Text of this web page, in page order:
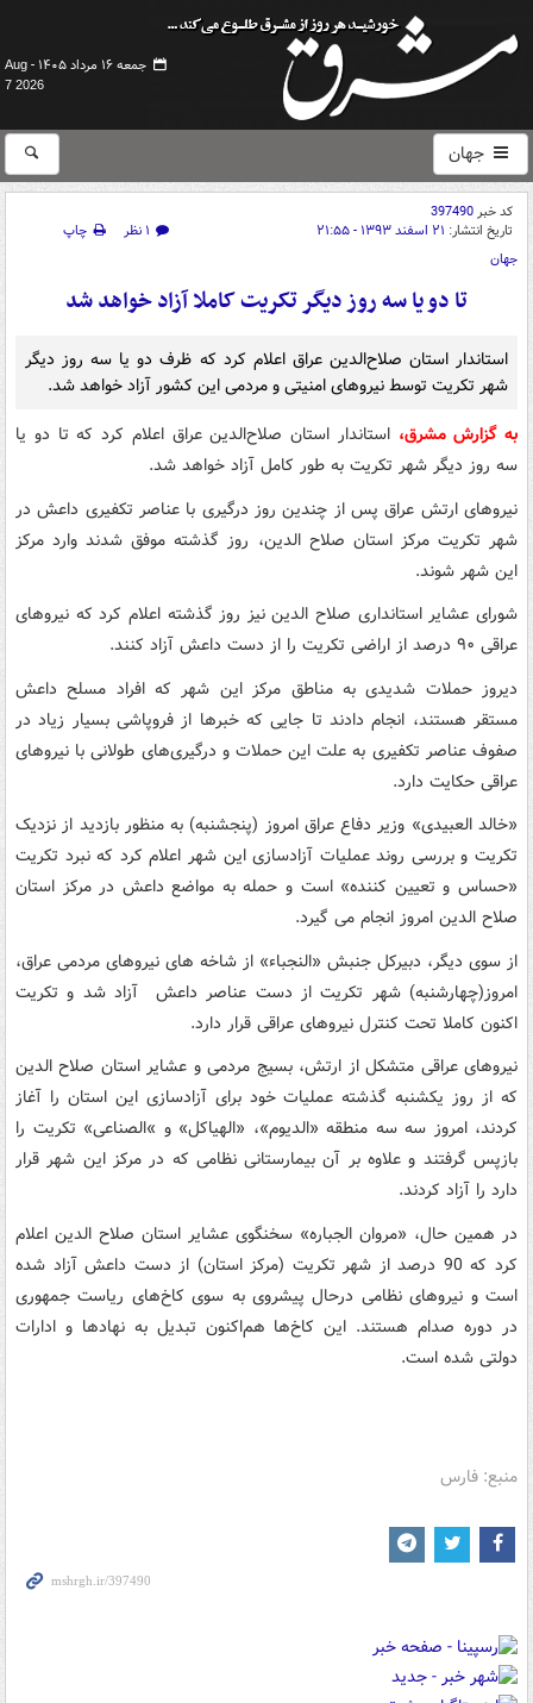
جمعه ۱۶ مرداد ۱۴۰۵ -
Aug
7 2026
جهان
کد خبر397490
تاریخ انتشار: ۲۱ اسفند ۱۳۹۳ - ۲۱:۵۵ ۱ نظر
چاپ
جهان
تا دو یا سه روز دیگر تکریت کاملا آزاد خواهد شد
استاندار استان صلاح‌الدین عراق اعلام کرد که ظرف دو یا سه روز دیگر
شهر تکریت توسط نیروهای امنیتی و مردمی این کشور آزاد خواهد شد.
به گزارش مشرق، استاندار استان صلاح‌الدین عراق اعلام کرد که تا دو یا
سه روز دیگر شهر تکریت به طور کامل آزاد خواهد شد.
نیروهای ارتش عراق پس از چندین روز درگیری با عناصر تکفیری داعش در
شهر تکریت مرکز استان صلاح الدین، روز گذشته موفق شدند وارد مرکز
این شهر شوند.
شورای عشایر استانداری صلاح الدین نیز روز گذشته اعلام کرد که نیروهای
عراقی ۹۰ درصد از اراضی تکریت را از دست داعش آزاد کنند.
دیروز حملات شدیدی به مناطق مرکز این شهر که افراد مسلح داعش
مستقر هستند، انجام دادند تا جایی که خبرها از فروپاشی بسیار زیاد در
صفوف عناصر تکفیری به علت این حملات و درگیری‌های طولانی با نیروهای
عراقی حکایت دارد.
«خالد العبیدی» وزیر دفاع عراق امروز (پنجشنبه) به منظور بازدید از نزدیک
تکریت و بررسی روند عملیات آزادسازی این شهر اعلام کرد که نبرد تکریت
«حساس و تعیین کننده» است و حمله به مواضع داعش در مرکز استان
صلاح الدین امروز انجام می گیرد.
از سوی دیگر، دبیرکل جنبش «النجباء» از شاخه های نیروهای مردمی عراق،
امروز(چهارشنبه) شهر تکریت از دست عناصر داعش آزاد شد و تکریت
اکنون کاملا تحت کنترل نیروهای عراقی قرار دارد.
نیروهای عراقی متشکل از ارتش، بسیج مردمی و عشایر استان صلاح الدین
که از روز یکشنبه گذشته عملیات خود برای آزادسازی این استان را آغاز
کردند، امروز سه سه منطقه «الدیوم»، «الهیاکل» و »الصناعی» تکریت را
بازپس گرفتند و علاوه بر آن بیمارستانی نظامی که در مرکز این شهر قرار
دارد را آزاد کردند.
در همین حال، «مروان الجباره» سخنگوی عشایر استان صلاح الدین اعلام
کرد که 90 درصد از شهر تکریت (مرکز استان) از دست داعش آزاد شده
است و نیروهای نظامی درحال پیشروی به سوی کاخ‌های ریاست جمهوری
در دوره صدام هستند. این کاخ‌ها هم‌اکنون تبدیل به نهادها و ادارات
دولتی شده است.
منبع: فارس